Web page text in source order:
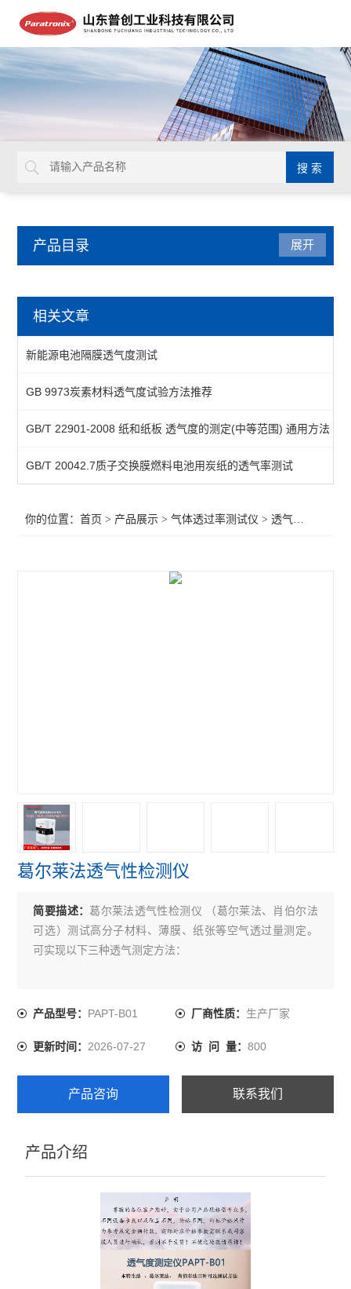
产品目录
透气度测试仪
气体透过量测定仪
压差法透气仪
查看全部 >>
展开
相关文章
新能源电池隔膜透气度测试
GB 9973炭素材料透气度试验方法推荐
GB/T 22901-2008 纸和纸板 透气度的测定(中等范围) 通用方法
GB/T 20042.7质子交换膜燃料电池用炭纸的透气率测试
你的位置：首页 > 产品展示 >气体透过率测试仪 >透气度测试仪
葛尔莱法透气性检测仪
简要描述： 葛尔莱法透气性检测仪 （葛尔莱法、肖伯尔法
可选）测试高分子材料、薄膜、纸张等空气透过量测定。
可实现以下三种透气测定方法：
产品型号： PAPT-B01 厂商性质： 生产厂家
更新时间：2026-07-27 访 问 量： 800
产品咨询 联系我们
产品介绍